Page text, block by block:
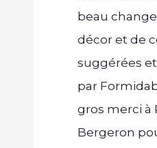
beau
décor et de
suggérées
par
gros merci à
Bergeron